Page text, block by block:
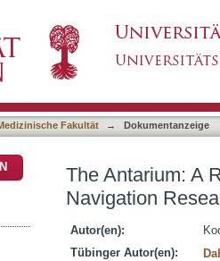
Fakultät → Dokumentanzeige
The Antarium: A
Navigation
Autor(en):
Tübinger Autor(en):